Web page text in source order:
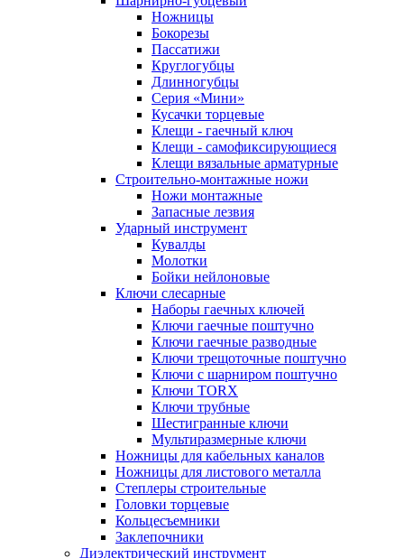
Ножницы
Бокорезы
Пассатижи
Круглогубцы
Длинногубцы
Серия «Мини»
Кусачки торцевые
Клещи - гаечный ключ
Клещи - самофиксирующиеся
Клещи вязальные арматурные
Строительно-монтажные ножи
Ножи монтажные
Запасные лезвия
Ударный инструмент
Кувалды
Молотки
Бойки нейлоновые
Ключи слесарные
Наборы гаечных ключей
Ключи гаечные поштучно
Ключи гаечные разводные
Ключи трещоточные поштучно
Ключи с шарниром поштучно
Ключи TORX
Ключи трубные
Шестигранные ключи
Мультиразмерные ключи
Ножницы для кабельных каналов
Ножницы для листового металла
Степлеры строительные
Головки торцевые
Кольцесъемники
Заклепочники
Диэлектрический инструмент